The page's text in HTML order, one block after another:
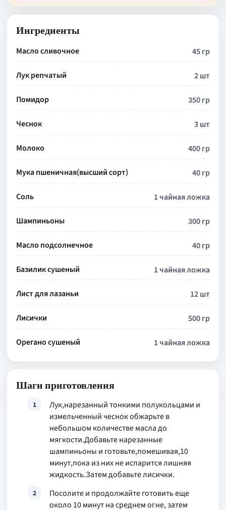
Ингредиенты
Масло сливочное 45 гр
Лук репчатый 2 шт
Помидор 350 гр
Чеснок 3 шт
Молоко 400 гр
Мука пшеничная(высший сорт) 40 гр
Соль 1 чайная ложка
Шампиньоны 300 гр
Масло подсолнечное 40 гр
Базилик сушеный 1 чайная ложка
Лист для лазаньи 12 шт
Лисички 500 гр
Орегано сушеный 1 чайная ложка
Шаги приготовления
1
Лук,нарезанный тонкими полукольцами и
измельченный чеснок обжарьте в
небольшом количестве масла до
мягкости.Добавьте нарезанные
шампиньоны и готовьте,помешивая,10
минут,пока из них не испарится лишняя
жидкость.Затем добавьте лисички.
2
Посолите и продолжайте готовить еще
около 10 минут на среднем огне, затем